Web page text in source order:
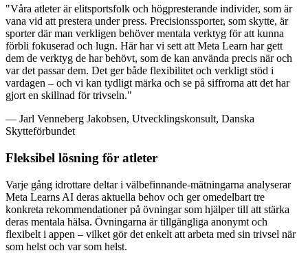
"Våra atleter är elitsportsfolk och högpresterande individer, som är
vana vid att prestera under press. Precisionssporter, som skytte, är
sporter där man verkligen behöver mentala verktyg för att kunna
förbli fokuserad och lugn. Här har vi sett att Meta Learn har gett
dem de verktyg de har behövt, som de kan använda precis när och
var det passar dem. Det ger både flexibilitet och verkligt stöd i
vardagen – och vi kan tydligt märka och se på siffrorna att det har
gjort en skillnad för trivseln."
— Jarl Venneberg Jakobsen, Utvecklingskonsult, Danska
Skytteförbundet
Fleksibel lösning för atleter
Varje gång idrottare deltar i välbefinnande-mätningarna analyserar
Meta Learns AI deras aktuella behov och ger omedelbart tre
konkreta rekommendationer på övningar som hjälper till att stärka
deras mentala hälsa. Övningarna är tillgängliga anonymt och
flexibelt i appen – vilket gör det enkelt att arbeta med sin trivsel när
som helst och var som helst.